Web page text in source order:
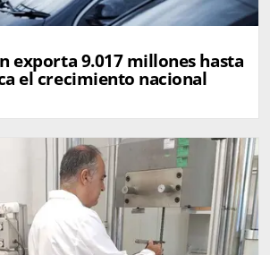
exporta 9.017 millones hasta
el crecimiento nacional